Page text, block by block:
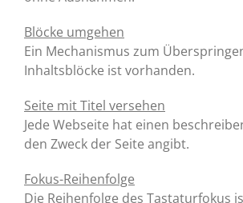
Blöcke umgehen
Ein Mechanismus zum
Inhaltsblöcke ist vorhanden.
Seite mit Titel versehen
Jede Webseite hat einen
den Zweck der Seite angibt.
Fokus-Reihenfolge
Die Reihenfolge des Tastaturfokus